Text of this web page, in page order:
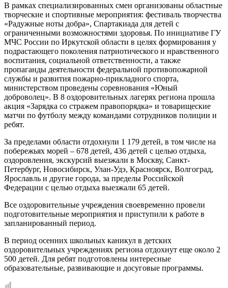
В рамках специализированных смен организованы областные
творческие и спортивные мероприятия: фестиваль творчества
«Радужные ноты добра», Спартакиада для детей с
ограниченными возможностями здоровья. По инициативе ГУ
МЧС России по Иркутской области в целях формирования у
подрастающего поколения патриотического и нравственного
воспитания, социальной ответственности, а также
пропаганды деятельности федеральной противопожарной
службы и развития пожарно-прикладного спорта,
министерством проведены соревнования «Юный
доброволец». В 8 оздоровительных лагерях региона прошла
акция «Зарядка со стражем правопорядка» и товарищеские
матчи по футболу между командами сотрудников полиции и
ребят.
За пределами области отдохнули 1 179 детей, в том числе на
побережьях морей – 678 детей, 436 детей с целью отдыха,
оздоровления, экскурсий выезжали в Москву, Санкт-
Петербург, Новосибирск, Улан-Удэ, Красноярск, Волгоград,
Ярославль и другие города, за пределы Российской
Федерации с целью отдыха выезжали 65 детей.
Все оздоровительные учреждения своевременно провели
подготовительные мероприятия и приступили к работе в
запланированный период.
В период осенних школьных каникул в детских
оздоровительных учреждениях региона отдохнут еще около 2
500 детей. Для ребят подготовлены интересные
образовательные, развивающие и досуговые программы.